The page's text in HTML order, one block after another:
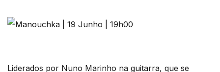
Liderados por Nuno Marinho na guitarra, que se